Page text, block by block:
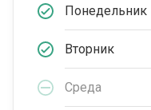
Понедельник
Вторник
Среда